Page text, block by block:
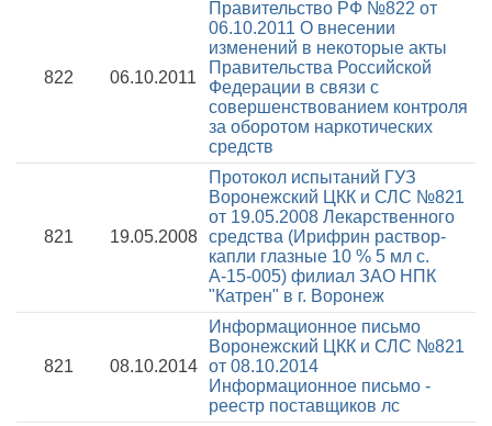
822 06.10.2011
Правительство РФ №822 от
06.10.2011 О внесении
изменений в некоторые акты
Правительства Российской
Федерации в связи с
совершенствованием контроля
за оборотом наркотических
средств
821 19.05.2008
Протокол испытаний ГУЗ
Воронежский ЦКК и СЛС №821
от 19.05.2008 Лекарственного
средства (Ирифрин раствор-
капли глазные 10 % 5 мл с.
А-15-005) филиал ЗАО НПК
"Катрен" в г. Воронеж
821 08.10.2014
Информационное письмо
Воронежский ЦКК и СЛС №821
от 08.10.2014
Информационное письмо -
реестр поставщиков лс